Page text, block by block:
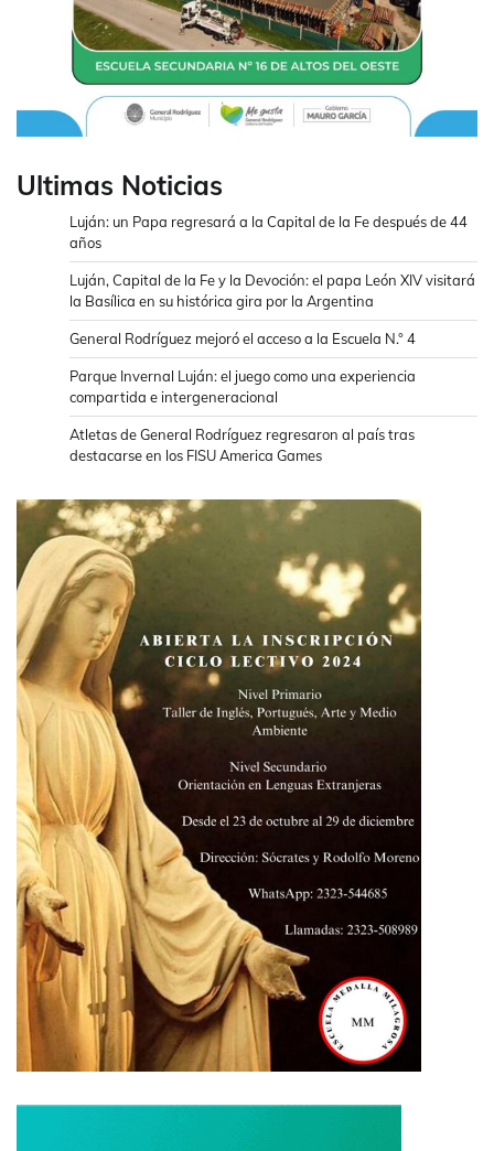
Ultimas Noticias
Luján: un Papa regresará a la Capital de la Fe después de 44
años
Luján, Capital de la Fe y la Devoción: el papa León XIV visitará
la Basílica en su histórica gira por la Argentina
General Rodríguez mejoró el acceso a la Escuela N.° 4
Parque Invernal Luján: el juego como una experiencia
compartida e intergeneracional
Atletas de General Rodríguez regresaron al país tras
destacarse en los FISU America Games